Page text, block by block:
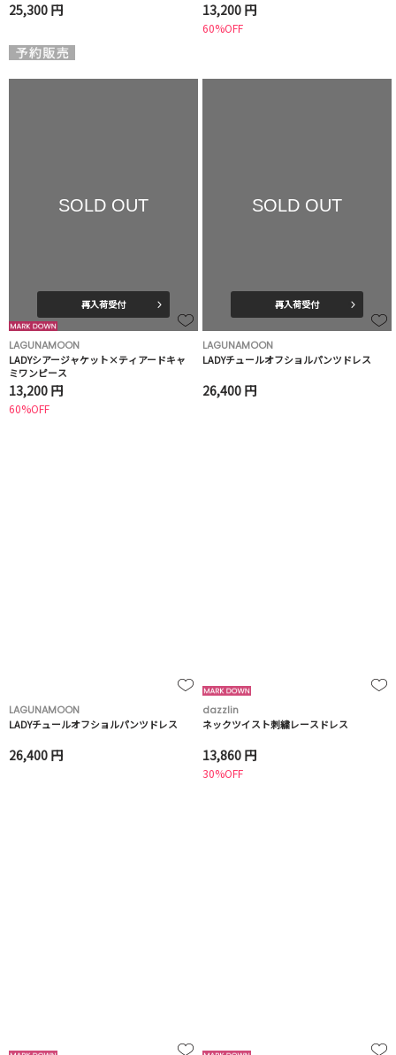
25,300 円 13,200 円
60%OFF
SOLD OUT
再入荷受付
LAGUNAMOON
LADYシアージャケット×ティアードキャ
ミワンピース
13,200 円
60%OFF
SOLD OUT
再入荷受付
LAGUNAMOON
LADYチュールオフショルパンツドレス
26,400 円
LAGUNAMOON
LADYチュールオフショルパンツドレス
26,400 円
dazzlin
ネックツイスト刺繍レースドレス
13,860 円
30%OFF